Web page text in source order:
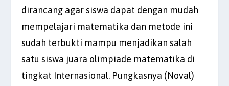
dirancang agar siswa dapat dengan mudah
mempelajari matematika dan metode ini
sudah terbukti mampu menjadikan salah
satu siswa juara olimpiade matematika di
tingkat Internasional. Pungkasnya (Noval)